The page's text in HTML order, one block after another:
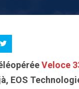
Veloce
EOS